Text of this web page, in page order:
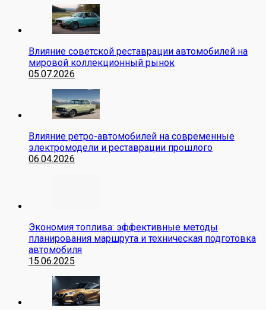
Влияние советской реставрации автомобилей на
мировой коллекционный рынок
05.07.2026
Влияние ретро-автомобилей на современные
электромодели и реставрации прошлого
06.04.2026
Экономия топлива: эффективные методы
планирования маршрута и техническая подготовка
автомобиля
15.06.2025